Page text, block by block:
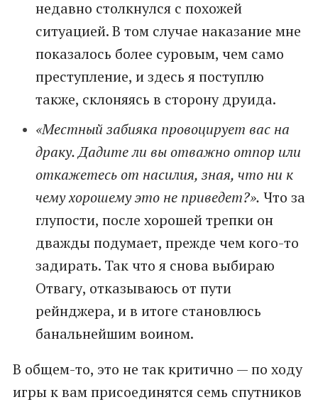
недавно столкнулся с похожей
ситуацией. В том случае наказание мне
показалось более суровым, чем само
преступление, и здесь я поступлю
также, склоняясь в сторону друида.
«Местный забияка провоцирует вас на
драку. Дадите ли вы отважно отпор или
откажетесь от насилия, зная, что ни к
чему хорошему это не приведет?». Что за
глупости, после хорошей трепки он
дважды подумает, прежде чем кого-то
задирать. Так что я снова выбираю
Отвагу, отказываюсь от пути
рейнджера, и в итоге становлюсь
банальнейшим воином.
В общем-то, это не так критично — по ходу
игры к вам присоединятся семь спутников